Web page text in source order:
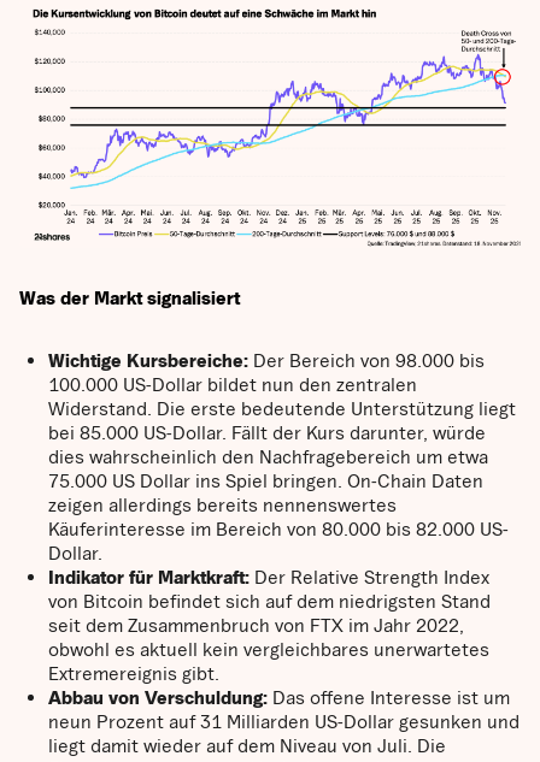
Was der Markt signalisiert
Wichtige Kursbereiche: Der Bereich von 98.000 bis
100.000 US-Dollar bildet nun den zentralen
Widerstand. Die erste bedeutende Unterstützung liegt
bei 85.000 US-Dollar. Fällt der Kurs darunter, würde
dies wahrscheinlich den Nachfragebereich um etwa
75.000 US Dollar ins Spiel bringen. On-Chain Daten
zeigen allerdings bereits nennenswertes
Käuferinteresse im Bereich von 80.000 bis 82.000 US-
Dollar.
Indikator für Marktkraft: Der Relative Strength Index
von Bitcoin befindet sich auf dem niedrigsten Stand
seit dem Zusammenbruch von FTX im Jahr 2022,
obwohl es aktuell kein vergleichbares unerwartetes
Extremereignis gibt.
Abbau von Verschuldung: Das offene Interesse ist um
neun Prozent auf 31 Milliarden US-Dollar gesunken und
liegt damit wieder auf dem Niveau von Juli. Die